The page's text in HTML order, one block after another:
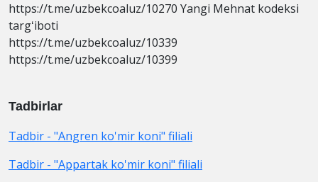
https://t.me/uzbekcoaluz/10270 Yangi Mehnat kodeksi
targʻiboti
https://t.me/uzbekcoaluz/10339
https://t.me/uzbekcoaluz/10399
Tadbirlar
Tadbir - "Angren ko'mir koni" filiali
Tadbir - "Appartak ko'mir koni" filiali